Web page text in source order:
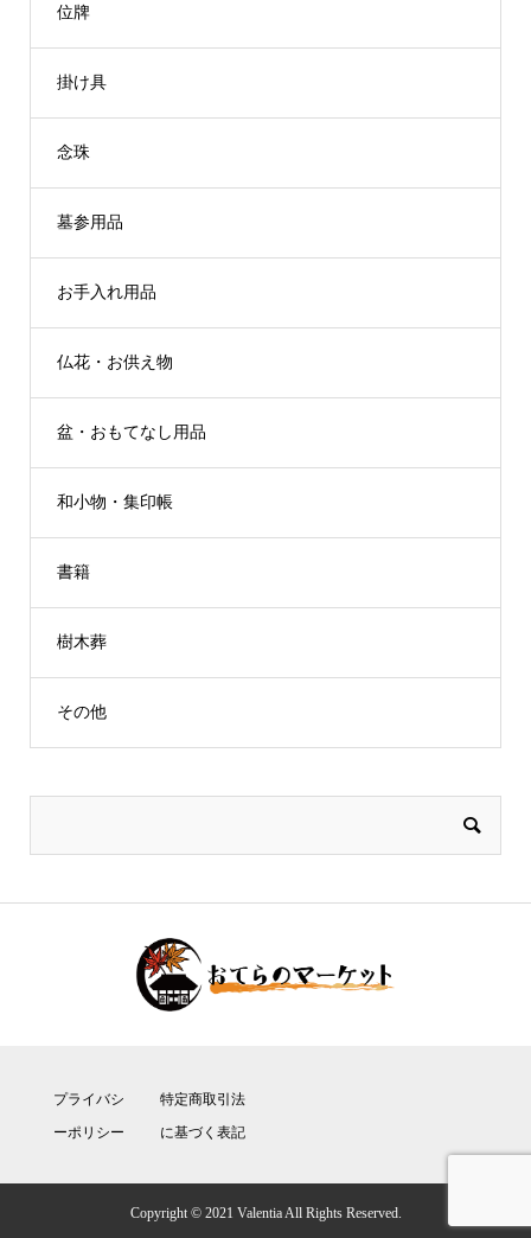
位牌
掛け具
念珠
墓参用品
お手入れ用品
仏花・お供え物
盆・おもてなし用品
和小物・集印帳
書籍
樹木葬
その他
プライバシ
ーポリシー
特定商取引法
に基づく表記
Copyright © 2021 Valentia All Rights Reserved.